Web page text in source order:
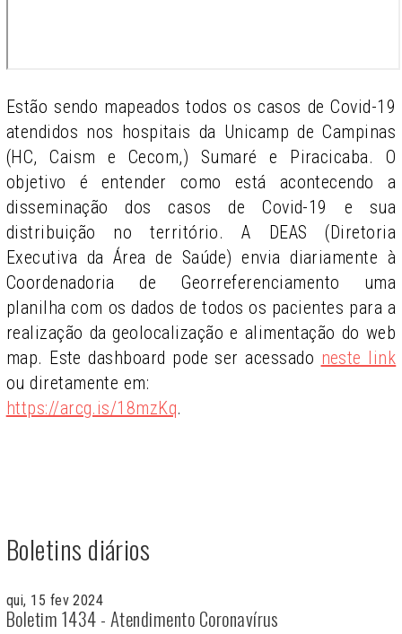
Estão sendo mapeados todos os casos de Covid-19
atendidos nos hospitais da Unicamp de Campinas
(HC, Caism e Cecom,) Sumaré e Piracicaba. O
objetivo é entender como está acontecendo a
disseminação dos casos de Covid-19 e sua
distribuição no território. A DEAS (Diretoria
Executiva da Área de Saúde) envia diariamente à
Coordenadoria de Georreferenciamento uma
planilha com os dados de todos os pacientes para a
realização da geolocalização e alimentação do web
map. Este dashboard pode ser acessado neste link
ou diretamente em:
https://arcg.is/18mzKq.
Boletins diários
qui, 15 fev 2024
Boletim 1434 - Atendimento Coronavírus